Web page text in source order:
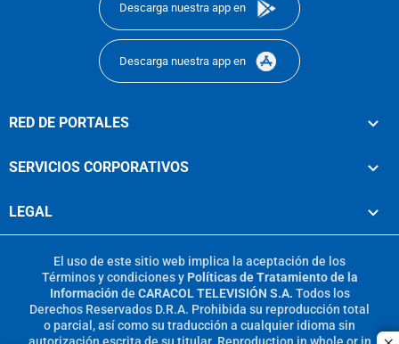
Descarga nuestra app en
Descarga nuestra app en
RED DE PORTALES
SERVICIOS CORPORATIVOS
LEGAL
El uso de este sitio web implica la aceptación de los
Términos y condicionesy Políticas de Tratamiento de la
Información de CARACOL TELEVISIÓN S.A. Todos los
Derechos Reservados D.R.A. Prohibida su reproducción total
o parcial, así como su traducción a cualquier idioma sin